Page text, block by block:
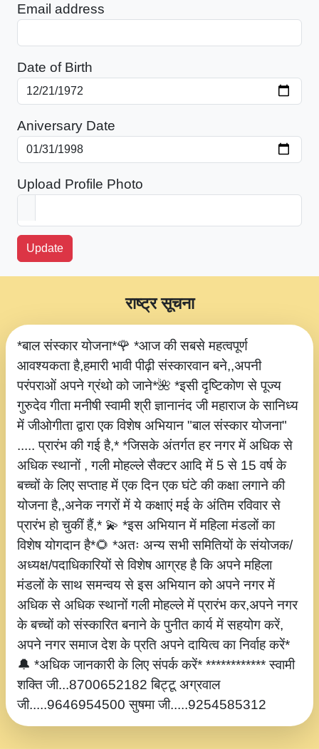
Email address
Date of Birth
Aniversary Date
Upload Profile Photo
Update
*बाल संस्कार योजना*🌹 *आज की सबसे महत्वपूर्ण
आवश्यकता है,हमारी भावी पीढ़ी संस्कारवान बने,,अपनी
परंपराओं अपने ग्रंथो को जाने*🌺 *इसी दृष्टिकोण से पूज्य
गुरुदेव गीता मनीषी स्वामी श्री ज्ञानानंद जी महाराज के सानिध्य
में जीओगीता द्वारा एक विशेष अभियान "बाल संस्कार योजना"
..... प्रारंभ की गई है,* *जिसके अंतर्गत हर नगर में अधिक से
अधिक स्थानों , गली मोहल्ले सैक्टर आदि में 5 से 15 वर्ष के
बच्चों के लिए सप्ताह में एक दिन एक घंटे की कक्षा लगाने की
योजना है,,अनेक नगरों में ये कक्षाएं मई के अंतिम रविवार से
प्रारंभ हो चुकीं हैं,* 💫 *इस अभियान में महिला मंडलों का
विशेष योगदान है*🌻 *अतः अन्य सभी समितियों के संयोजक/
अध्यक्ष/पदाधिकारियों से विशेष आग्रह है कि अपने महिला
मंडलों के साथ समन्वय से इस अभियान को अपने नगर में
अधिक से अधिक स्थानों गली मोहल्ले में प्रारंभ कर,अपने नगर
के बच्चों को संस्कारित बनाने के पुनीत कार्य में सहयोग करें,
अपने नगर समाज देश के प्रति अपने दायित्व का निर्वाह करें*
🔔 *अधिक जानकारी के लिए संपर्क करें* ************ स्वामी
शक्ति जी...8700652182 बिट्टू अग्रवाल
जी.....9646954500 सुषमा जी.....9254585312
राष्ट्र सूचना